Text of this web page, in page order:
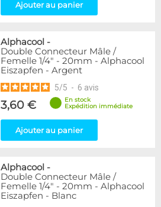
Ajouter au panier
Alphacool -
Double Connecteur Mâle /
Femelle 1/4" - 20mm - Alphacool
Eiszapfen - Argent
5/5 - 6 avis
3,60 €
En stock
Expédition immédiate
Ajouter au panier
Alphacool -
Double Connecteur Mâle /
Femelle 1/4" - 20mm - Alphacool
Eiszapfen - Blanc